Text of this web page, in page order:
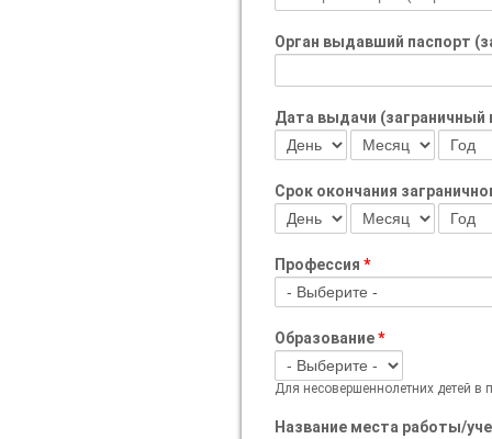
Орган выдавший паспорт
Дата выдачи (заграничный
День
Месяц Год
Срок окончания
День
Месяц Год
Профессия *
Образование*
Для несовершеннолетних детей в
Название места работы/